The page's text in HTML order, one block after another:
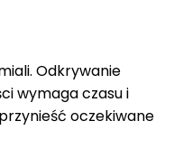
Odkrywanie
wymaga czasu i
oczekiwane